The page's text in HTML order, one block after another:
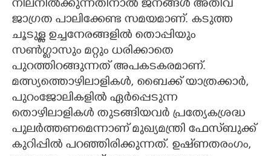
നിലനിൽക്കുന്നതിനാൽ ജനങ്ങൾ അതീവ
ജാഗ്രത പാലിക്കേണ്ട സമയമാണ്. കടുത്ത
ചൂടുള്ള ഉച്ചനേരങ്ങളിൽ തൊപ്പിയും
സൺഗ്ളാസും മറ്റും ധരിക്കാതെ
പുറത്തിറങ്ങുന്നത് അപകടകരമാണ്.
മത്സ്യത്തൊഴിലാളികൾ, ബൈക്ക് യാത്രക്കാർ,
പുറംജോലികളിൽ ഏർപ്പെടുന്ന
തൊഴിലാളികൾ തുടങ്ങിയവർ പ്രത്യേകശ്രദ്ധ
പുലർത്തണമെന്നാണ് മുഖ്യമന്ത്രി ഫേസ്‌ബുക്ക്
കുറിപ്പിൽ പറഞ്ഞിരിക്കുന്നത്. ഉഷ്‌ണതരംഗം,